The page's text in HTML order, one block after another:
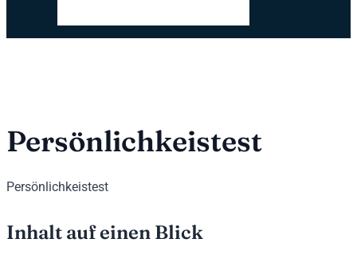
Persönlichkeistest
Persönlichkeistest
Inhalt auf einen Blick